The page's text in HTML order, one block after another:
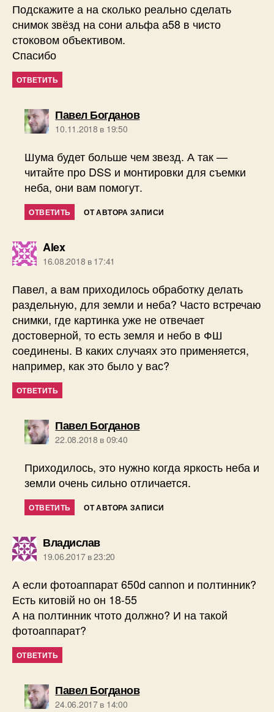
Подскажите а на сколько реально сделать
снимок звёзд на сони альфа а58 в чисто
стоковом объективом.
Спасибо
ОТВЕТИТЬ
Павел Богдановпишет:
10.11.2018 в 19:50
Шума будет больше чем звезд. А так —
читайте про DSS и монтировки для съемки
неба, они вам помогут.
ОТВЕТИТЬ ОТ АВТОРА ЗАПИСИ
Alexпишет:
16.08.2018 в 17:41
Павел, а вам приходилось обработку делать
раздельную, для земли и неба? Часто встречаю
снимки, где картинка уже не отвечает
достоверной, то есть земля и небо в ФШ
соединены. В каких случаях это применяется,
например, как это было у вас?
ОТВЕТИТЬ
Павел Богдановпишет:
22.08.2018 в 09:40
Приходилось, это нужно когда яркость неба и
земли очень сильно отличается.
ОТВЕТИТЬ ОТ АВТОРА ЗАПИСИ
Владиславпишет:
19.06.2017 в 23:20
А если фотоаппарат 650d cannon и полтинник?
Есть китовій но он 18-55
А на полтинник чтото должно? И на такой
фотоаппарат?
ОТВЕТИТЬ
Павел Богдановпишет:
24.06.2017 в 14:00